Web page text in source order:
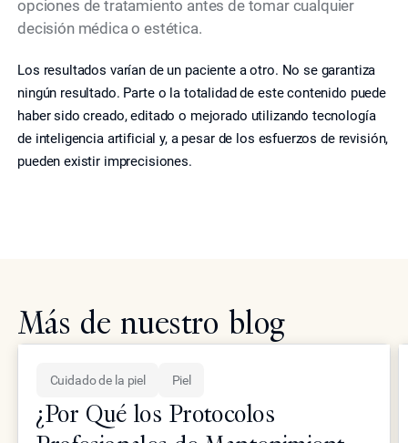
opciones de tratamiento antes de tomar cualquier
decisión médica o estética.
Los resultados varían de un paciente a otro. No se garantiza
ningún resultado. Parte o la totalidad de este contenido puede
haber sido creado, editado o mejorado utilizando tecnología
de inteligencia artificial y, a pesar de los esfuerzos de revisión,
pueden existir imprecisiones.
Más de nuestro blog
Cuidado de la piel Piel
¿Por Qué los Protocolos